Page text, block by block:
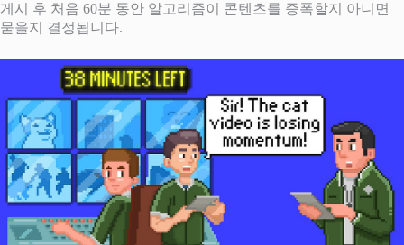
게시 후 처음 60분 동안 알고리즘이 콘텐츠를 증폭할지 아니면
묻을지 결정됩니다.